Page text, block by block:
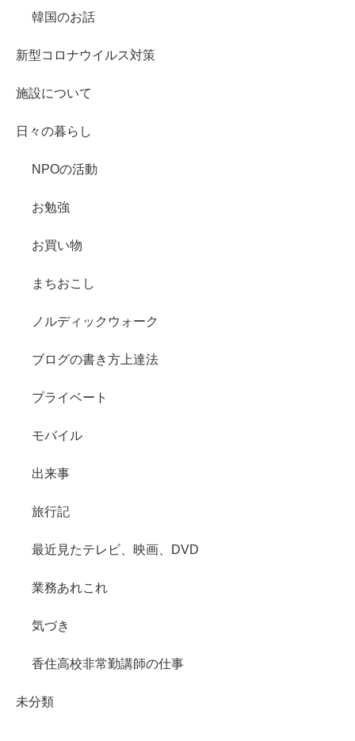
韓国のお話
新型コロナウイルス対策
施設について
日々の暮らし
NPOの活動
お勉強
お買い物
まちおこし
ノルディックウォーク
ブログの書き方上達法
プライベート
モバイル
出来事
旅行記
最近見たテレビ、映画、DVD
業務あれこれ
気づき
香住高校非常勤講師の仕事
未分類